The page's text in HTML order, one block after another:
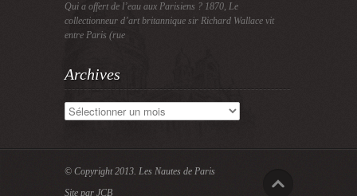
Qui a offert de l’eau aux Parisiens ? 1870, Le
collectionneur d’art britannique sir Richard Wallace vit
entre Paris (rue
Archives
Archives
© Copyright 2013. Les Nautes de Paris
Site par JCB